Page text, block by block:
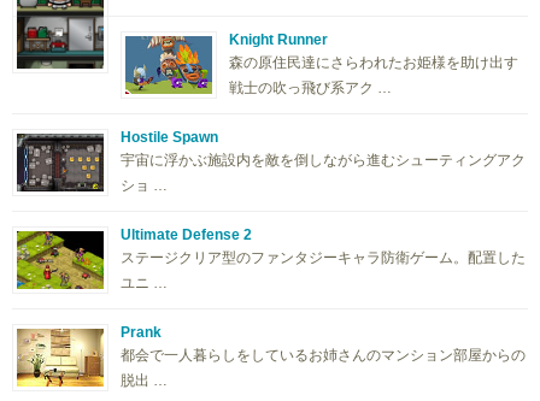
Knight Runner
森の原住民達にさらわれたお姫様を助け出す
戦士の吹っ飛び系アク …
Hostile Spawn
宇宙に浮かぶ施設内を敵を倒しながら進むシューティングアク
ショ …
Ultimate Defense 2
ステージクリア型のファンタジーキャラ防衛ゲーム。配置した
ユニ …
Prank
都会で一人暮らしをしているお姉さんのマンション部屋からの
脱出 …